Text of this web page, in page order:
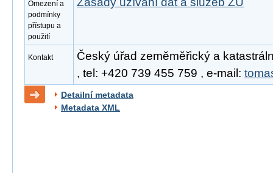
Omezení a
podmínky
přístupu a
použití
Kontakt
Český úřad zeměměřický a
, tel: +420 739 455 759 , e-mail:
Detailní metadata
Metadata XML